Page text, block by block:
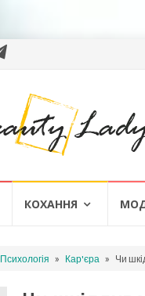
КОХАННЯ
Психологія » Кар'єра » Чи